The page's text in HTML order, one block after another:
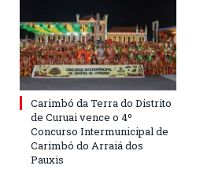
Carimbó da Terra do Distrito
de Curuai vence o 4º
Concurso Intermunicipal de
Carimbó do Arraiá dos
Pauxis